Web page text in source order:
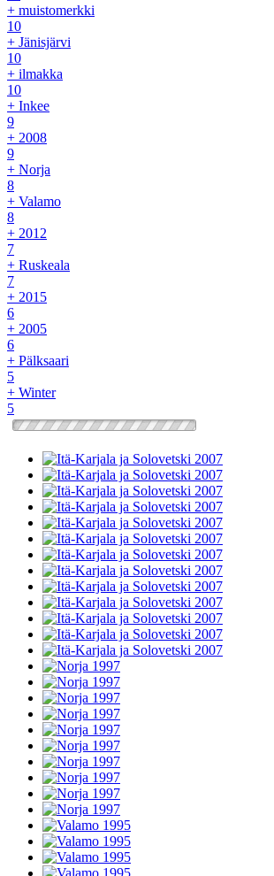
+ muistomerkki
10
+ Jänisjärvi
10
+ ilmakka
10
+ Inkee
9
+ 2008
9
+ Norja
8
+ Valamo
8
+ 2012
7
+ Ruskeala
7
+ 2015
6
+ 2005
6
+ Pälksaari
5
+ Winter
5